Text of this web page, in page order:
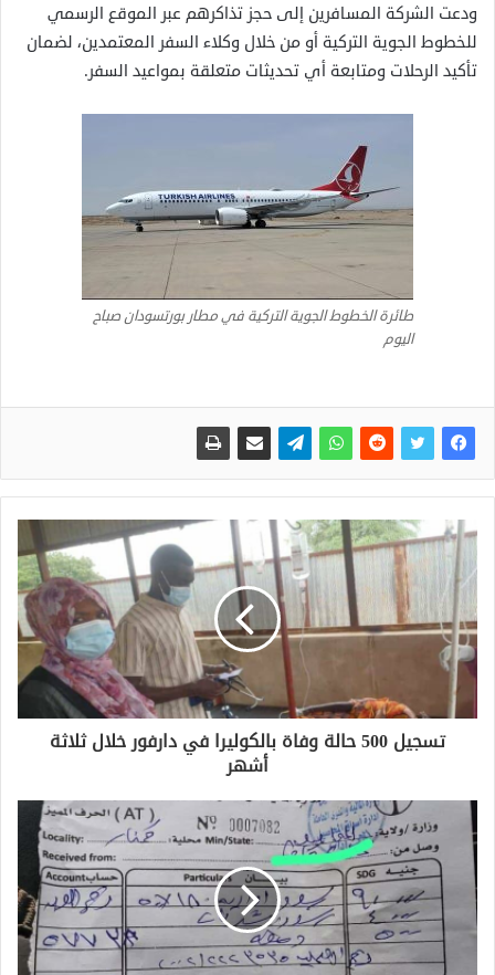
ودعت الشركة المسافرين إلى حجز تذاكرهم عبر الموقع الرسمي
للخطوط الجوية التركية أو من خلال وكلاء السفر المعتمدين، لضمان
تأكيد الرحلات ومتابعة أي تحديثات متعلقة بمواعيد السفر.
طائرة الخطوط الجوية التركية في مطار بورتسودان صباح
اليوم
تسجيل 500 حالة وفاة بالكوليرا في دارفور خلال ثلاثة
أشهر